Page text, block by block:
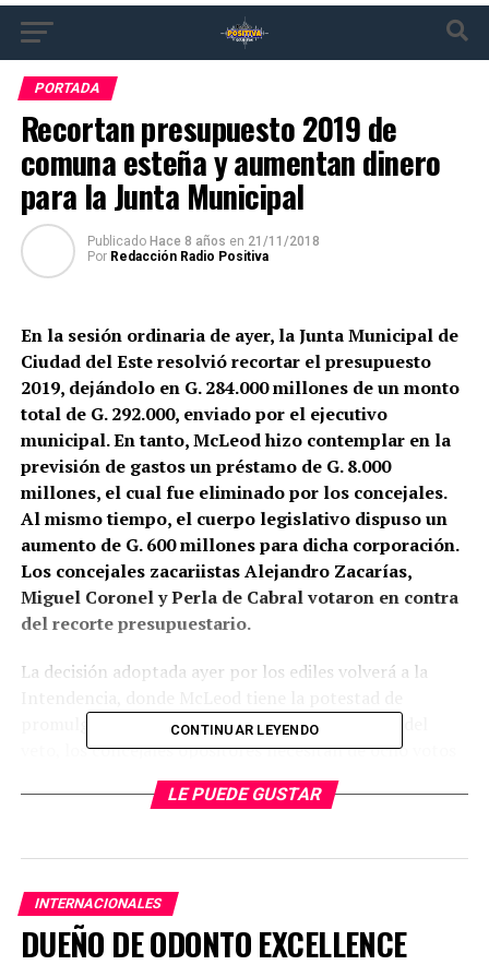
PORTADA
Recortan presupuesto 2019 de
comuna esteña y aumentan dinero
para la Junta Municipal
Publicado Hace 8 años en 21/11/2018
Por Redacción Radio Positiva
En la sesión ordinaria de ayer, la Junta Municipal de
Ciudad del Este resolvió recortar el presupuesto
2019, dejándolo en G. 284.000 millones de un monto
total de G. 292.000, enviado por el ejecutivo
municipal. En tanto, McLeod hizo contemplar en la
previsión de gastos un préstamo de G. 8.000
millones, el cual fue eliminado por los concejales.
Al mismo tiempo, el cuerpo legislativo dispuso un
aumento de G. 600 millones para dicha corporación.
Los concejales zacariistas Alejandro Zacarías,
Miguel Coronel y Perla de Cabral votaron en contra
del recorte presupuestario.
La decisión adoptada ayer por los ediles volverá a la
promulgar o vetar la decisión del pleno. En caso del
veto, los concejales opositores necesitan de ocho votos
para ratificarse en su postura, número con que no la
oposición de la administradora comunal, no cuenta.
protesta de concejales zacariistas, pero que no pasó a
mayores.
CONTINUAR LEYENDO
LE PUEDE GUSTAR
INTERNACIONALES
DUEÑO DE ODONTO EXCELLENCE